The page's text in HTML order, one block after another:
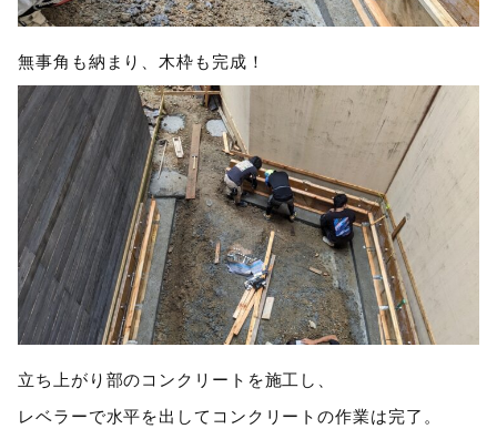
無事角も納まり、木枠も完成！
立ち上がり部のコンクリートを施工し、
レベラーで水平を出してコンクリートの作業は完了。